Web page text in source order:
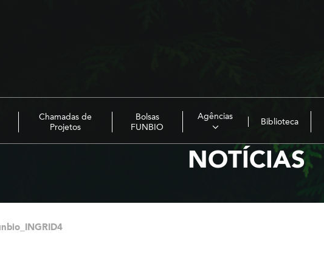
Chamadas de
Projetos
Bolsas
FUNBIO
Agências
Biblioteca
NOTÍCIAS